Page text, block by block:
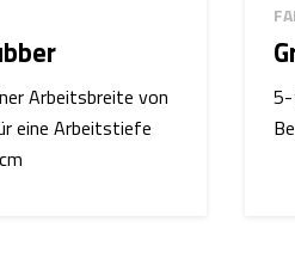
Arbeitsbreite von
eine Arbeitstiefe